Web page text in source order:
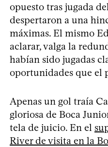
opuesto tras jugada del
despertaron a una
máximas. El mismo
aclarar, valga la
habían sido jugadas
oportunidades que el
Apenas un gol traía
gloriosa de Boca
tela de juicio. En el
River de visita en la